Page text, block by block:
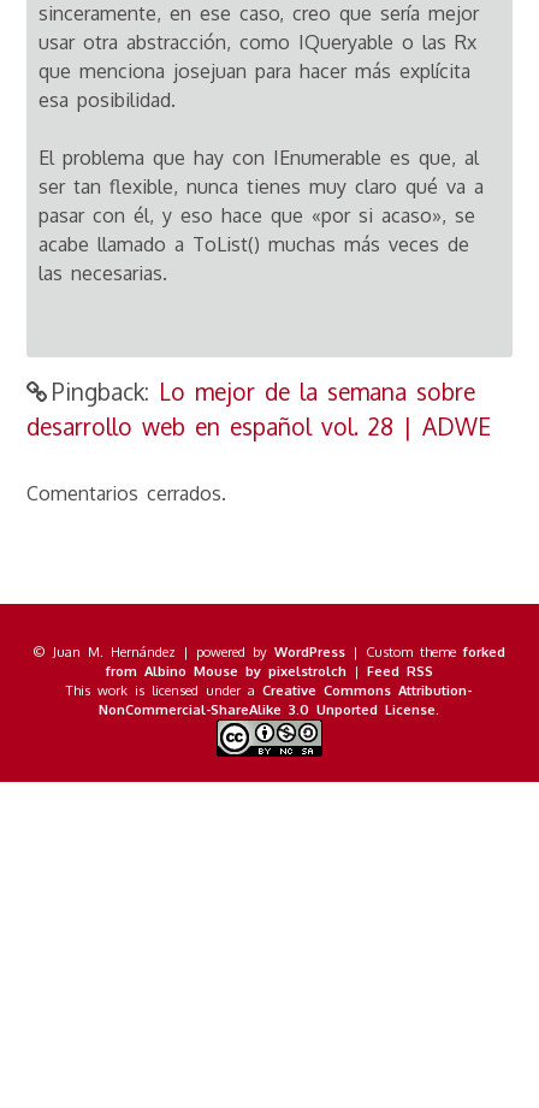
sinceramente, en ese caso, creo que sería mejor
usar otra abstracción, como IQueryable o las Rx
que menciona josejuan para hacer más explícita
esa posibilidad.
El problema que hay con IEnumerable es que, al
ser tan flexible, nunca tienes muy claro qué va a
pasar con él, y eso hace que «por si acaso», se
acabe llamado a ToList() muchas más veces de
las necesarias.
Pingback: Lo mejor de la semana sobre
desarrollo web en español vol. 28 | ADWE
Comentarios cerrados.
© Juan M. Hernández | powered byWordPress | Custom themeforked
from Albino Mouse by pixelstrolch| Feed RSS
This work is licensed under aCreative Commons Attribution-
NonCommercial-ShareAlike 3.0 Unported License.